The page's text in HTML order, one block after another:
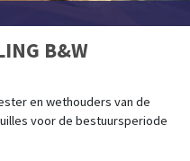
B&W
en wethouders van de
voor de bestuursperiode